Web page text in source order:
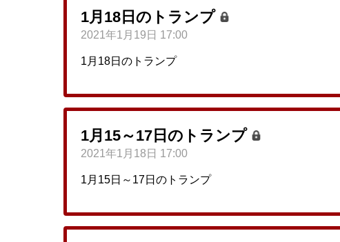
1月18日のトランプ
2021年1月19日 17:00
1月18日のトランプ
1月15～17日のトランプ
2021年1月18日 17:00
1月15日～17日のトランプ